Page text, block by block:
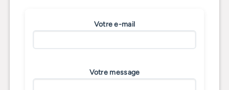
Votre e-mail
Votre message